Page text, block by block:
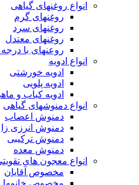
انواع روغنهای گیاهی
روغنهای گرم
روغنهای سرد
روغنهای معتدل
روعنهای با
انواع ادویه
ادویه خورشتی
ادویه پلویی
ادویه کباب و
انواع دمنوشهای گیاهی
دمنوش اعصاب
دمنوش انرزی زا
دمنوش ترکیبی
دمنوش معده
انواع معجون های
مخصوص آقایان
مخصوص خانمها